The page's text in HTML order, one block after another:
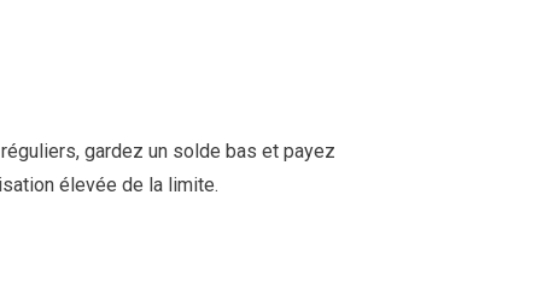
gardez un solde bas et payez
élevée de la limite.